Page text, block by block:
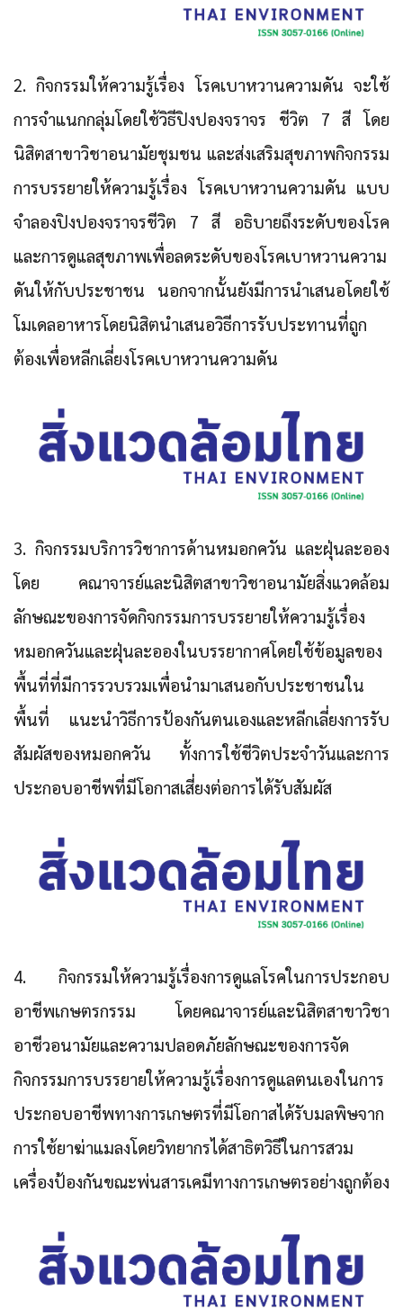
2. กิจกรรมให้ความรู้เรื่อง โรคเบาหวานความดัน จะใช้
การจำแนกกลุ่มโดยใช้วิธีปิงปองจราจร ชีวิต 7 สี โดย
นิสิตสาขาวิชาอนามัยชุมชน และส่งเสริมสุขภาพกิจกรรม
การบรรยายให้ความรู้เรื่อง โรคเบาหวานความดัน แบบ
จำลองปิงปองจราจรชีวิต 7 สี อธิบายถึงระดับของโรค
และการดูแลสุขภาพเพื่อลดระดับของโรคเบาหวานความ
ดันให้กับประชาชน นอกจากนั้นยังมีการนำเสนอโดยใช้
โมเดลอาหารโดยนิสิตนำเสนอวิธีการรับประทานที่ถูก
ต้องเพื่อหลีกเลี่ยงโรคเบาหวานความดัน
3. กิจกรรมบริการวิชาการด้านหมอกควัน และฝุ่นละออง
โดย คณาจารย์และนิสิตสาขาวิชาอนามัยสิ่งแวดล้อม
ลักษณะของการจัดกิจกรรมการบรรยายให้ความรู้เรื่อง
หมอกควันและฝุ่นละอองในบรรยากาศโดยใช้ข้อมูลของ
พื้นที่ที่มีการรวบรวมเพื่อนำมาเสนอกับประชาชนใน
พื้นที่ แนะนำวิธีการป้องกันตนเองและหลีกเลี่ยงการรับ
สัมผัสของหมอกควัน ทั้งการใช้ชีวิตประจำวันและการ
ประกอบอาชีพที่มีโอกาสเสี่ยงต่อการได้รับสัมผัส
4. กิจกรรมให้ความรู้เรื่องการดูแลโรคในการประกอบ
อาชีพเกษตรกรรม โดยคณาจารย์และนิสิตสาขาวิชา
อาชีวอนามัยและความปลอดภัยลักษณะของการจัด
กิจกรรมการบรรยายให้ความรู้เรื่องการดูแลตนเองในการ
ประกอบอาชีพทางการเกษตรที่มีโอกาสได้รับมลพิษจาก
การใช้ยาฆ่าแมลงโดยวิทยากรได้สาธิตวิธีในการสวม
เครื่องป้องกันขณะพ่นสารเคมีทางการเกษตรอย่างถูกต้อง